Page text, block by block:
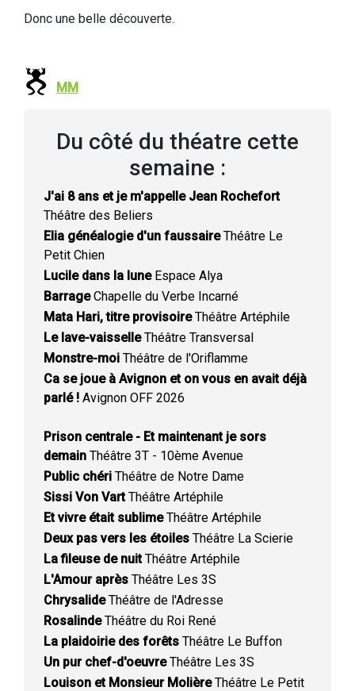
Donc une belle découverte.
MM
Du côté du théatre cette
semaine :
J'ai 8 ans et je m'appelle Jean Rochefort
Théâtre des Beliers
Elia généalogie d'un faussaireThéâtre Le
Petit Chien
Lucile dans la luneEspace Alya
BarrageChapelle du Verbe Incarné
Mata Hari, titre provisoireThéâtre Artéphile
Le lave-vaisselleThéâtre Transversal
Monstre-moi Théâtre de l'Oriflamme
Ca se joue à Avignon et on vous en avait déjà
parlé ! Avignon OFF 2026
Prison centrale - Et maintenant je sors
demain Théâtre 3T - 10ème Avenue
Public chéri Théâtre de Notre Dame
Sissi Von VartThéâtre Artéphile
Et vivre était sublimeThéâtre Artéphile
Deux pas vers les étoiles Théâtre La Scierie
La fileuse de nuitThéâtre Artéphile
L'Amour après Théâtre Les 3S
ChrysalideThéâtre de l'Adresse
RosalindeThéâtre du Roi René
La plaidoirie des forêts Théâtre Le Buffon
Un pur chef-d'oeuvreThéâtre Les 3S
Louison et Monsieur MolièreThéâtre Le Petit